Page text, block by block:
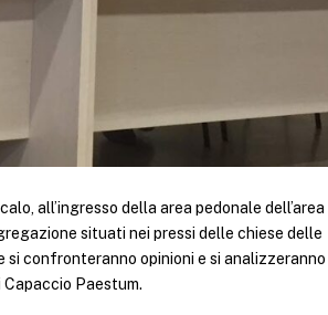
all’ingresso della area pedonale dell’area
situati nei pressi delle chiese delle
confronteranno opinioni e si analizzeranno
Paestum.